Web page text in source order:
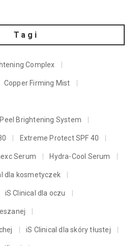
Tagi
Complex
Copper Firming Mist
Brightening System
Extreme Protect SPF 40
Serum Hydra-Cool Serum
dla kosmetyczek
iS Clinical dla oczu
iS Clinical dla skóry tłustej